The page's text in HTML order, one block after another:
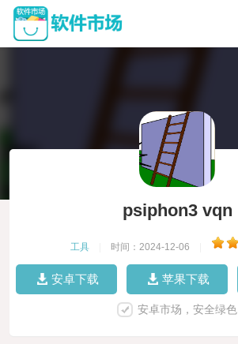
psiphon3 vqn
工具 时间：2024-12-06
安卓下载 苹果下载
安卓市场，安全绿色